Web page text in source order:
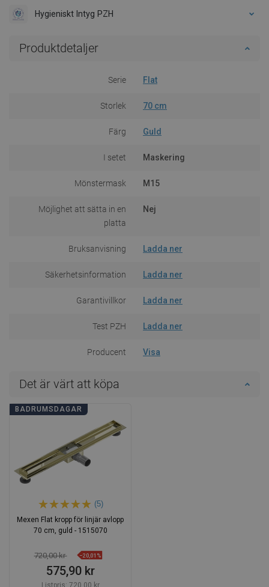
Hygieniskt Intyg PZH
Produktdetaljer
Serie Flat
Storlek 70 cm
Färg Guld
I setet Maskering
Mönstermask M15
Möjlighet att sätta in en
platta
Nej
Bruksanvisning Ladda ner
Säkerhetsinformation Ladda ner
Garantivillkor Ladda ner
Test PZH Ladda ner
Producent Visa
Det är värt att köpa
BADRUMSDAGAR
(5)
Mexen Flat kropp för linjär avlopp
70 cm, guld - 1515070
720,00 kr −20,01%
575,90 kr
Listpris: 720,00 kr